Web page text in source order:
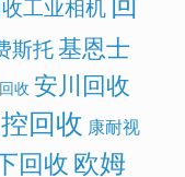
工业相机
斯托基恩士
收 安川回收
回收 康耐视
回收欧姆